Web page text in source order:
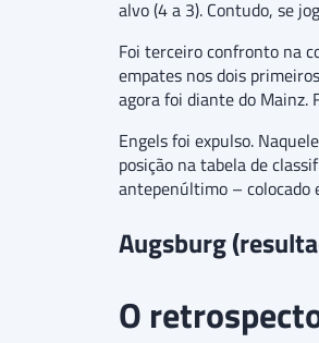
alvo (4 a 3). Contudo, se
Foi terceiro confronto na
empates nos dois
agora foi diante do Mainz.
Engels foi expulso.
posição na tabela de
antepenúltimo – colocado
Augsburg
O